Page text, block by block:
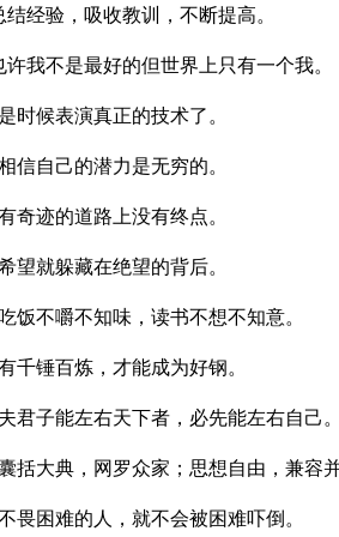
结经验，吸收教训，不断提高。
许我不是最好的但世界上只有一个我。
时候表演真正的技术了。
信自己的潜力是无穷的。
奇迹的道路上没有终点。
望就躲藏在绝望的背后。
饭不嚼不知味，读书不想不知意。
千锤百炼，才能成为好钢。
君子能左右天下者，必先能左右自己。
括大典，网罗众家；思想自由，兼容并
畏困难的人，就不会被困难吓倒。